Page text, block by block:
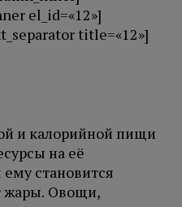
el_id=«12»]
title=«12»]
и калорийной пищи
на её
становится
жары. Овощи,